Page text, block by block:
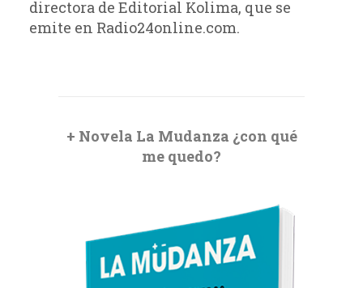
directora de Editorial Kolima, que se
emite en Radio24online.com.
+ Novela La Mudanza ¿con qué
me quedo?